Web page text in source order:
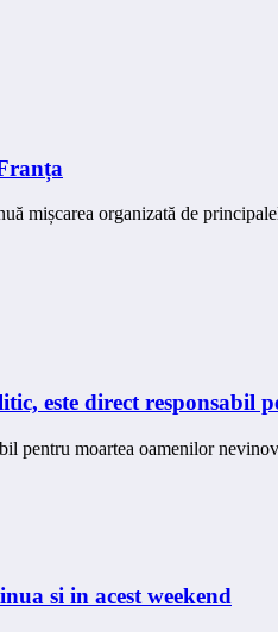
mișcarea organizată de
este direct responsabil
pentru moartea oamenilor
si in acest weekend